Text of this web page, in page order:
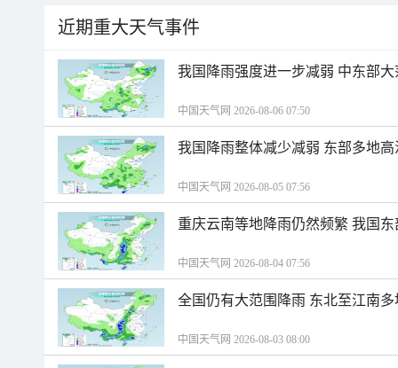
近期重大天气事件
我国降雨强度进一步减弱 中东部
中国天气网 2026-08-06 07:50
我国降雨整体减少减弱 东部多地
中国天气网 2026-08-05 07:56
重庆云南等地降雨仍然频繁 我国
中国天气网 2026-08-04 07:56
全国仍有大范围降雨 东北至江南
中国天气网 2026-08-03 08:00